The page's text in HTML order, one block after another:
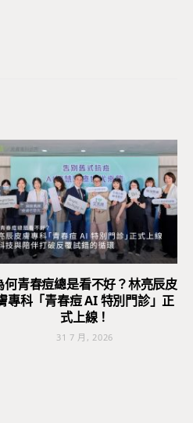
何青春痘總是看不好？林亮辰皮
專科「青春痘 AI 特別門診」正
式上線！
31 7 月, 2026